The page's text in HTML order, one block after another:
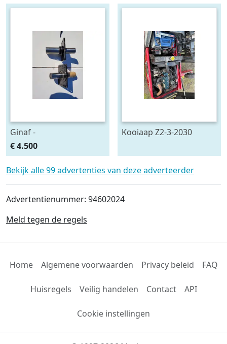
Ginaf -
€ 4.500
Kooiaap Z2-3-2030
Bekijk alle 99 advertenties van deze adverteerder
Advertentienummer: 94602024
Meld tegen de regels
Home Algemene voorwaarden Privacy beleid FAQ
Huisregels Veilig handelen Contact API
Cookie instellingen